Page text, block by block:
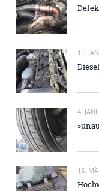
11.
4.
15.